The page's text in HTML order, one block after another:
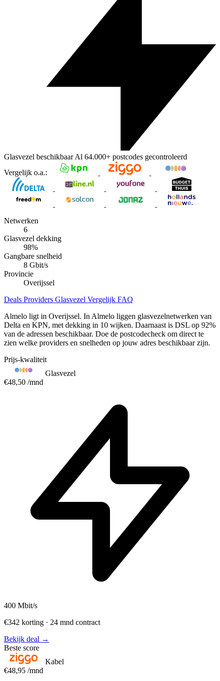
Glasvezel beschikbaarAl 64.000+ postcodes gecontroleerd
Vergelijk o.a.:
Netwerken
6
Glasvezel dekking
98%
Gangbare snelheid
8 Gbit/s
Provincie
Overijssel
Deals Providers Glasvezel Vergelijk FAQ
Almelo ligt in Overijssel. In Almelo liggen glasvezelnetwerken van
Delta en KPN, met dekking in 10 wijken. Daarnaast is DSL op 92%
van de adressen beschikbaar. Doe de postcodecheck om direct te
zien welke providers en snelheden op jouw adres beschikbaar zijn.
Prijs-kwaliteit
Glasvezel
€48,50 /mnd
400 Mbit/s
€342 korting · 24 mnd contract
Bekijk deal →
Beste score
Kabel
€48,95 /mnd